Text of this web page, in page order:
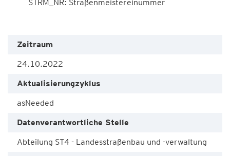
Zeitraum
24.10.2022
Aktualisierungzyklus
asNeeded
Datenverantwortliche Stelle
Abteilung ST4 - Landesstraßenbau und -verwaltung